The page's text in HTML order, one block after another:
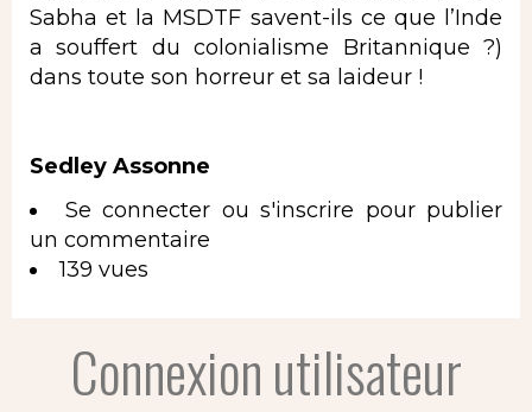
Sabha et la MSDTF savent-ils ce que l’Inde
a souffert du colonialisme Britannique ?)
dans toute son horreur et sa laideur !
Sedley Assonne
Se connecter ou s'inscrire pour publier
un commentaire
139 vues
Connexion utilisateur